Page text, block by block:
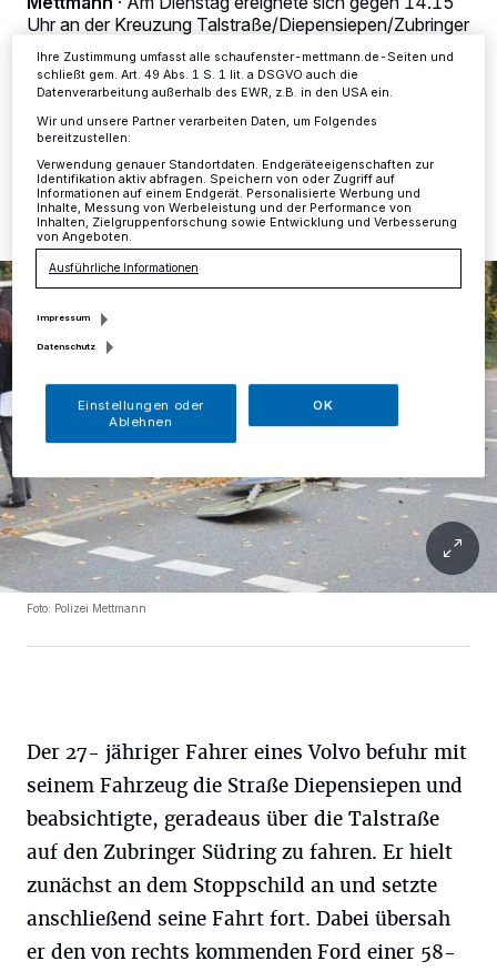
Uhr an der Kreuzung Talstraße/Diepensiepen/Zubringer
Südring in Mettmann ein Verkehrsunfall mit einer
leichtverletzten Person.
18.10.2017 , 10:40 Uhr Eine Minute Lesezeit
Foto: Polizei Mettmann
Der 27- jähriger Fahrer eines Volvo befuhr mit
seinem Fahrzeug die Straße Diepensiepen und
beabsichtigte, geradeaus über die Talstraße
auf den Zubringer Südring zu fahren. Er hielt
zunächst an dem Stoppschild an und setzte
anschließend seine Fahrt fort. Dabei übersah
er den von rechts kommenden Ford einer 58-
Ihre Einstellungen gelten innerhalb unseres Website. Weitere
Informationen finden Sie in unserer Datenschutzerklärung.
Ihre Zustimmung umfasst alle schaufenster-mettmann.de-Seiten und
schließt gem. Art. 49 Abs. 1 S. 1 lit. a DSGVO auch die
Datenverarbeitung außerhalb des EWR, z.B. in den USA ein.
Wir und unsere Partner verarbeiten Daten, um Folgendes
bereitzustellen:
Verwendung genauer Standortdaten. Endgeräteeigenschaften zur
Identifikation aktiv abfragen. Speichern von oder Zugriff auf
Informationen auf einem Endgerät. Personalisierte Werbung und
Inhalte, Messung von Werbeleistung und der Performance von
Inhalten, Zielgruppenforschung sowie Entwicklung und Verbesserung
von Angeboten.
Ausführliche Informationen
Impressum
Datenschutz
Einstellungen oder
Ablehnen
OK